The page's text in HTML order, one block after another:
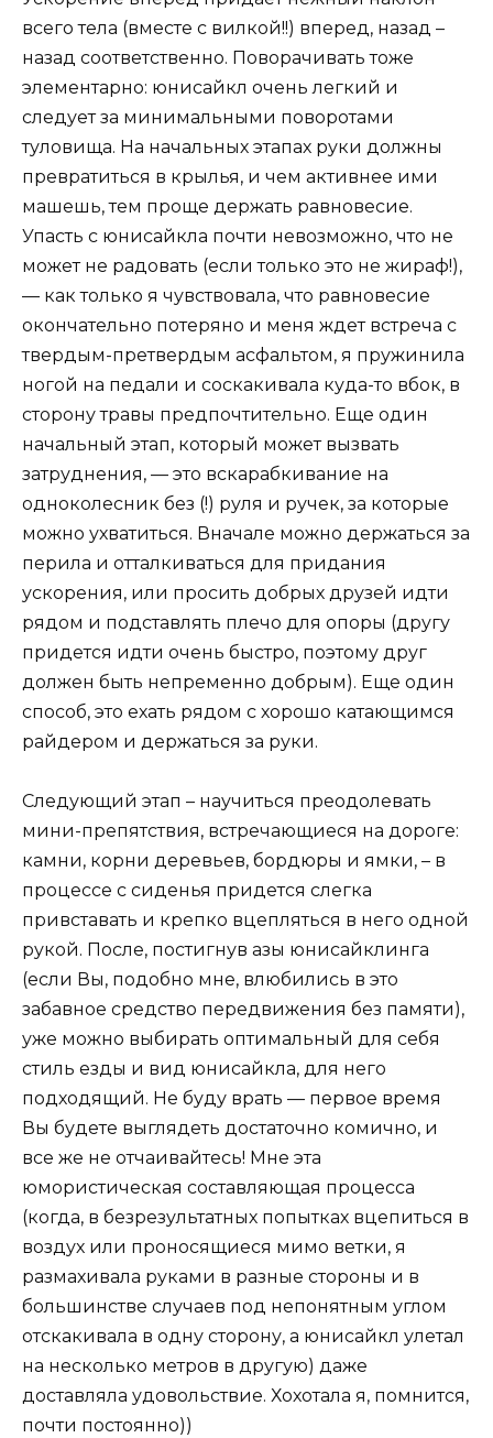
всего тела (вместе с вилкой!!) вперед, назад –
назад соответственно. Поворачивать тоже
элементарно: юнисайкл очень легкий и
следует за минимальными поворотами
туловища. На начальных этапах руки должны
превратиться в крылья, и чем активнее ими
машешь, тем проще держать равновесие.
Упасть с юнисайкла почти невозможно, что не
может не радовать (если только это не жираф!),
— как только я чувствовала, что равновесие
окончательно потеряно и меня ждет встреча с
твердым-претвердым асфальтом, я пружинила
ногой на педали и соскакивала куда-то вбок, в
сторону травы предпочтительно. Еще один
начальный этап, который может вызвать
затруднения, — это вскарабкивание на
одноколесник без (!) руля и ручек, за которые
можно ухватиться. Вначале можно держаться за
перила и отталкиваться для придания
ускорения, или просить добрых друзей идти
рядом и подставлять плечо для опоры (другу
придется идти очень быстро, поэтому друг
должен быть непременно добрым). Еще один
способ, это ехать рядом с хорошо катающимся
райдером и держаться за руки.
Следующий этап – научиться преодолевать
мини-препятствия, встречающиеся на дороге:
камни, корни деревьев, бордюры и ямки, – в
процессе с сиденья придется слегка
привставать и крепко вцепляться в него одной
рукой. После, постигнув азы юнисайклинга
(если Вы, подобно мне, влюбились в это
забавное средство передвижения без памяти),
уже можно выбирать оптимальный для себя
стиль езды и вид юнисайкла, для него
подходящий. Не буду врать — первое время
Вы будете выглядеть достаточно комично, и
все же не отчаивайтесь! Мне эта
юмористическая составляющая процесса
(когда, в безрезультатных попытках вцепиться в
воздух или проносящиеся мимо ветки, я
размахивала руками в разные стороны и в
большинстве случаев под непонятным углом
отскакивала в одну сторону, а юнисайкл улетал
на несколько метров в другую) даже
доставляла удовольствие. Хохотала я, помнится,
почти постоянно))